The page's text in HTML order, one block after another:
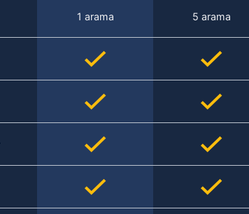
1 arama 5 arama